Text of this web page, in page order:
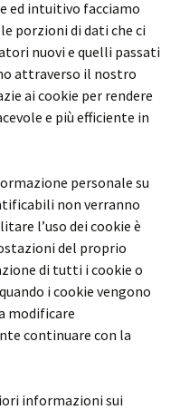
ed intuitivo facciamo
porzioni di dati che ci
nuovi e quelli passati
attraverso il nostro
ai cookie per rendere
e più efficiente in
personale su
non verranno
l’uso dei cookie è
del proprio
di tutti i cookie o
i cookie vengono
modificare
continuare con la
informazioni sui